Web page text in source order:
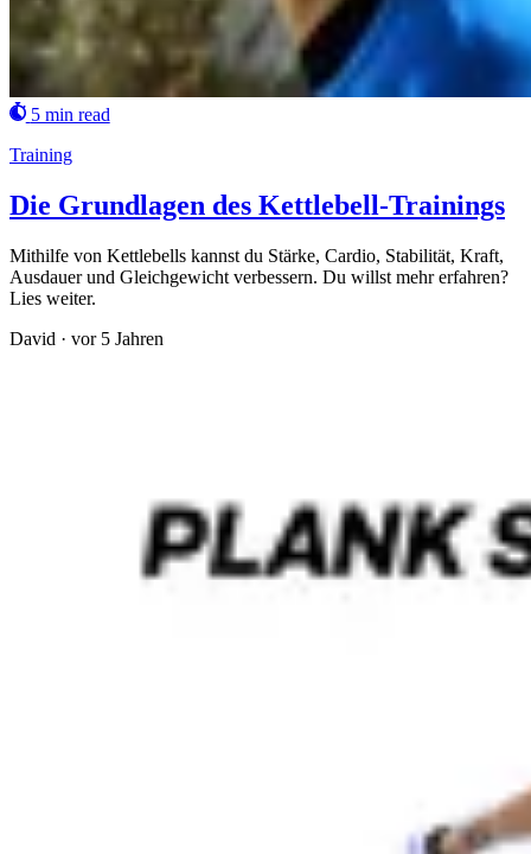
5 min read
Training
Die Grundlagen des Kettlebell-Trainings
Mithilfe von Kettlebells kannst du Stärke, Cardio, Stabilität, Kraft,
Ausdauer und Gleichgewicht verbessern. Du willst mehr erfahren?
Lies weiter.
David · vor 5 Jahren